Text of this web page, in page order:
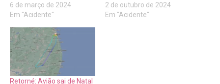
6 de março de 2024
Em "Acidente"
2 de outubro de 2024
Em "Acidente"
Retorné: Avião sai de Natal